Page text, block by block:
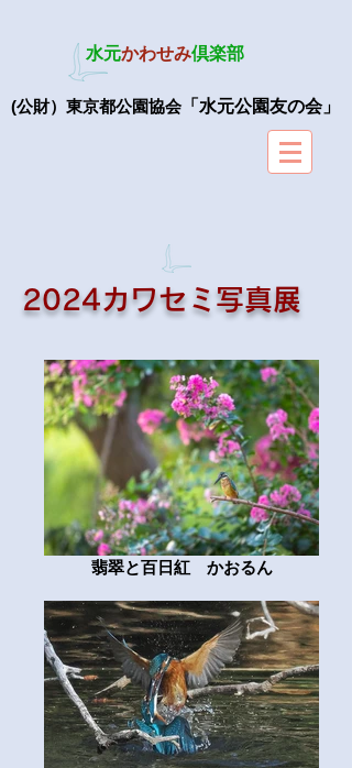
水元かわせみ倶楽部
(公財）東京都公園協会 「水元公園友の会」
​2024カワセミ写真展
翡翠と百日紅 かおるん